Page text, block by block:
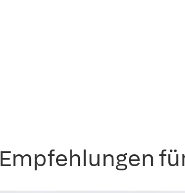
Empfehlungen